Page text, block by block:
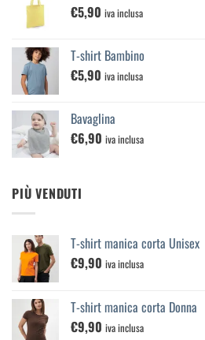
€5,90 iva inclusa
T-shirt Bambino
€5,90 iva inclusa
Bavaglina
€6,90 iva inclusa
PIÙ VENDUTI
T-shirt manica corta Unisex
€9,90 iva inclusa
T-shirt manica corta Donna
€9,90 iva inclusa